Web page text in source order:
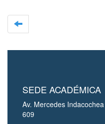
SEDE ACADÉMICA
Av. Mercedes Indacochea
609